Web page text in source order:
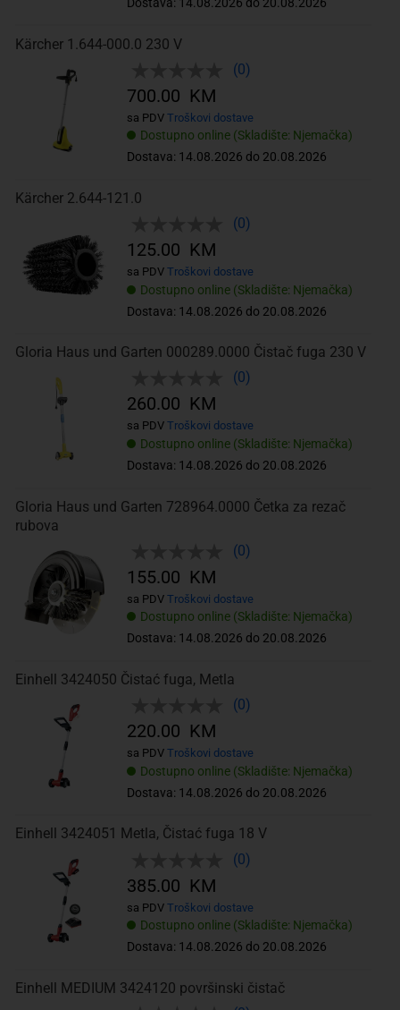
Kärcher 1.644-000.0 230 V
(0)
Dostupno online (Skladište: Njemačka)
Dostava: 14.08.2026 do 20.08.2026
700.00 KM
sa PDV Troškovi dostave
Kärcher 2.644-121.0
(0)
Dostupno online (Skladište: Njemačka)
Dostava: 14.08.2026 do 20.08.2026
125.00 KM
sa PDV Troškovi dostave
Gloria Haus und Garten 000289.0000 Čistač fuga 230 V
(0)
Dostupno online (Skladište: Njemačka)
Dostava: 14.08.2026 do 20.08.2026
260.00 KM
sa PDV Troškovi dostave
Gloria Haus und Garten 728964.0000 Četka za rezač
rubova
(0)
Dostupno online (Skladište: Njemačka)
Dostava: 14.08.2026 do 20.08.2026
155.00 KM
sa PDV Troškovi dostave
Einhell 3424050 Čistać fuga, Metla
(0)
Dostupno online (Skladište: Njemačka)
Dostava: 14.08.2026 do 20.08.2026
220.00 KM
sa PDV Troškovi dostave
Einhell 3424051 Metla, Čistać fuga 18 V
(0)
Dostupno online (Skladište: Njemačka)
Dostava: 14.08.2026 do 20.08.2026
385.00 KM
sa PDV Troškovi dostave
Einhell MEDIUM 3424120 površinski čistač